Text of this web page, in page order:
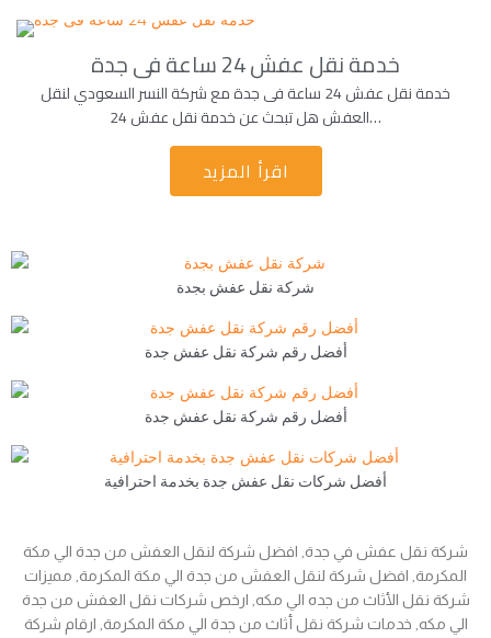
خدمة نقل عفش 24 ساعة فى جدة
خدمة نقل عفش 24 ساعة فى جدة مع شركة النسر السعودي لنقل
العفش هل تبحث عن خدمة نقل عفش 24…
اقرأ المزيد
شركة نقل عفش بجدة
أفضل رقم شركة نقل عفش جدة
أفضل رقم شركة نقل عفش جدة
أفضل شركات نقل عفش جدة بخدمة احترافية
شركة نقل عفش في جدة, افضل شركة لنقل العفش من جدة الي مكة
المكرمة, افضل شركة لنقل العفش من جدة الي مكة المكرمة, مميزات
شركة نقل الأثاث من جده الي مكه, ارخص شركات نقل العفش من جدة
الي مكه, خدمات شركة نقل أثاث من جدة الي مكة المكرمة, ارقام شركة